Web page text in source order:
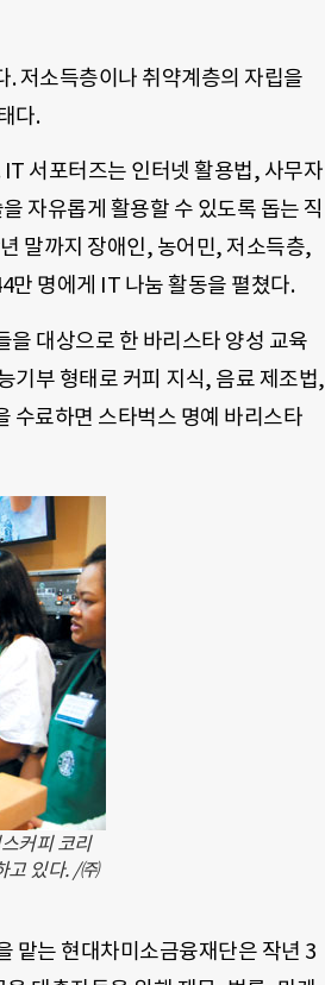
. 저소득층이나 취약계층의 자립을
다.
서포터즈는 인터넷 활용법, 사무자
자유롭게 활용할 수 있도록 돕는 직
말까지 장애인, 농어민, 저소득층,
만 명에게 IT 나눔 활동을 펼쳤다.
대상으로 한 바리스타 양성 교육
기부 형태로 커피 지식, 음료 제조법,
수료하면 스타벅스 명예 바리스타
커피 코리
고 있다. /㈜
맡는 현대차미소금융재단은 작년 3